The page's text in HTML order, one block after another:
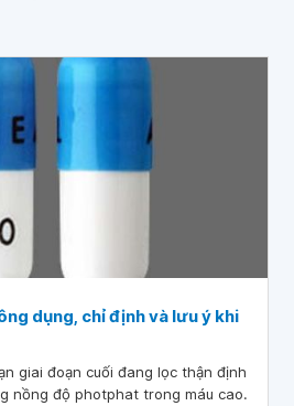
dụng, chỉ định và lưu ý khi
giai đoạn cuối đang lọc thận định
nồng độ photphat trong máu cao.